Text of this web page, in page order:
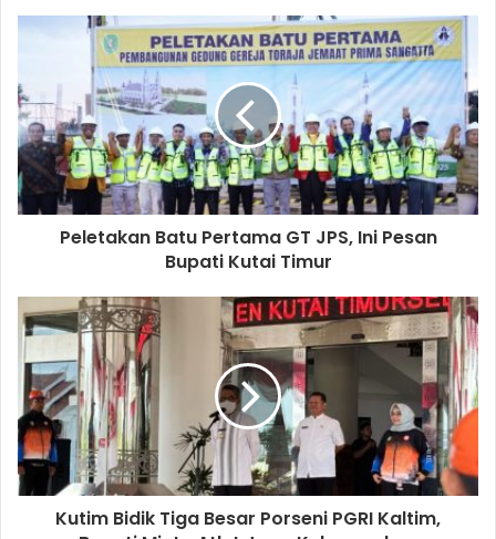
Peletakan Batu Pertama GT JPS, Ini Pesan
Bupati Kutai Timur
Kutim Bidik Tiga Besar Porseni PGRI Kaltim,